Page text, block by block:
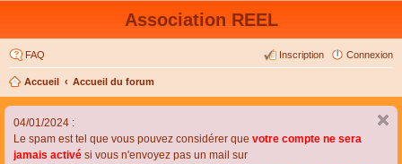
Association REEL
FAQ Connexion
Inscription
Accueil Accueil du forum
04/01/2024 :
Le spam est tel que vous pouvez considérer que votre compte ne sera
jamais activé si vous n'envoyez pas un mail sur